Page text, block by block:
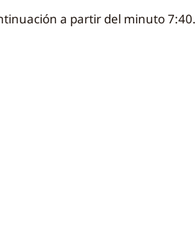
a partir del minuto 7:40.